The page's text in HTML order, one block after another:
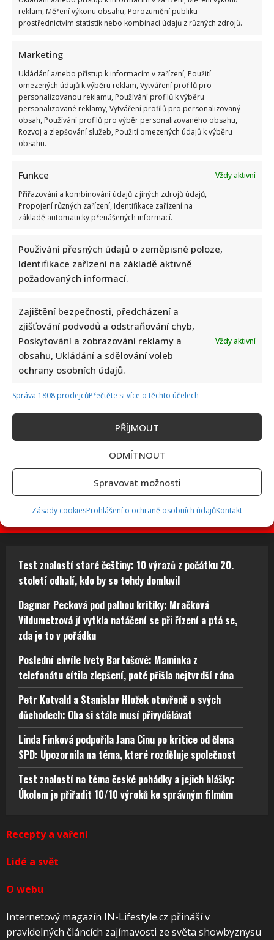
reklam, Měření výkonu obsahu, Porozumění publiku
prostřednictvím statistik nebo kombinací údajů z různých zdrojů.
Marketing
Ukládání a/nebo přístup k informacím v zařízení, Použití
omezených údajů k výběru reklam, Vytváření profilů pro
personalizovanou reklamu, Používání profilů k výběru
personalizované reklamy, Vytváření profilů pro personalizovaný
obsah, Používání profilů pro výběr personalizovaného obsahu,
Rozvoj a zlepšování služeb, Použití omezených údajů k výběru
obsahu.
Funkce
Vždy aktivní
Přiřazování a kombinování údajů z jiných zdrojů údajů,
Propojení různých zařízení, Identifikace zařízení na
základě automaticky přenášených informací.
Používání přesných údajů o zeměpisné poloze,
Identifikace zařízení na základě aktivně
požadovaných informací.
Zajištění bezpečnosti, předcházení a
zjišťování podvodů a odstraňování chyb,
Poskytování a zobrazování reklamy a
obsahu, Ukládání a sdělování voleb
ochrany osobních údajů.
Vždy aktivní
Správa 1808 prodejcůPřečtěte si více o těchto účelech
PŘÍJMOUT
ODMÍTNOUT
Spravovat možnosti
Zásady cookiesProhlášení o ochraně osobních údajůKontakt
Dagmar Pecková pod palbou kritiky: Mračková Vildumetzová
jí vytkla natáčení se při řízení a ptá se, zda je to v pořádku
Poslední chvíle Ivety Bartošové: Maminka z telefonátu
cítila zlepšení, poté přišla nejtvrdší rána
Petr Kotvald a Stanislav Hložek otevřeně o svých
důchodech: Oba si stále musí přivydělávat
Linda Finková podpořila Jana Cinu po kritice od člena SPD:
Upozornila na téma, které rozděluje společnost
Test znalostí staré češtiny: 10 výrazů z počátku 20.
století odhalí, kdo by se tehdy domluvil
Dagmar Pecková pod palbou kritiky: Mračková
Vildumetzová jí vytkla natáčení se při řízení a ptá se,
zda je to v pořádku
Poslední chvíle Ivety Bartošové: Maminka z
telefonátu cítila zlepšení, poté přišla nejtvrdší rána
Petr Kotvald a Stanislav Hložek otevřeně o svých
důchodech: Oba si stále musí přivydělávat
Linda Finková podpořila Jana Cinu po kritice od člena
SPD: Upozornila na téma, které rozděluje společnost
Test znalostí na téma české pohádky a jejich hlášky:
Úkolem je přiřadit 10/10 výroků ke správným filmům
Recepty a vaření
Lidé a svět
O webu
Internetový magazín IN-Lifestyle.cz přináší v
pravidelných článcích zajímavosti ze světa showbyznysu